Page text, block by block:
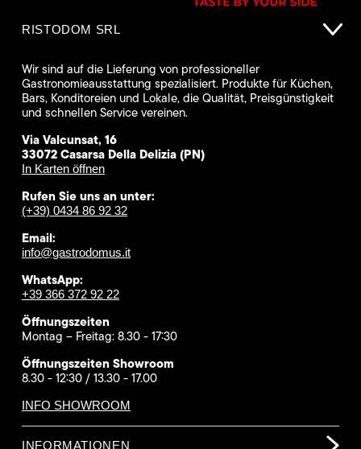
RISTODOM SRL
Wir sind auf die Lieferung von professioneller
Gastronomieausstattung spezialisiert. Produkte für Küchen,
Bars, Konditoreien und Lokale, die Qualität, Preisgünstigkeit
und schnellen Service vereinen.
Via Valcunsat, 16
33072 Casarsa Della Delizia (PN)
In Karten öffnen
Rufen Sie uns an unter:
(+39) 0434 86 92 32
Email:
info@gastrodomus.it
WhatsApp:
+39 366 372 92 22
Öffnungszeiten
Montag – Freitag: 8.30 - 17:30
Öffnungszeiten Showroom
8.30 - 12:30 / 13.30 - 17.00
INFO SHOWROOM
INFORMATIONEN